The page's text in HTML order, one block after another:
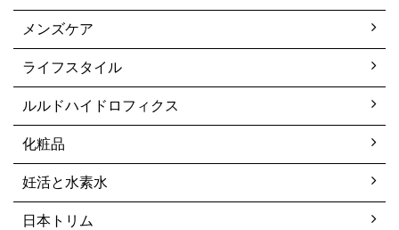
メンズケア
ライフスタイル
ルルドハイドロフィクス
化粧品
妊活と水素水
日本トリム